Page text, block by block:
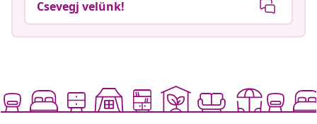
Csevegj velünk!